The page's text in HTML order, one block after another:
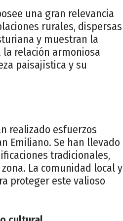
una gran relevancia
rurales, dispersas
y muestran la
relación armoniosa
paisajística y su
realizado esfuerzos
Emiliano. Se han llevado
tradicionales,
La comunidad local y
proteger este valioso